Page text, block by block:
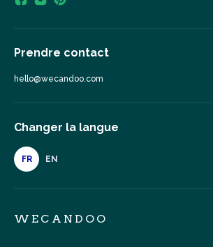
Prendre contact
hello@wecandoo.com
Changer la langue
FR EN
WECANDOO